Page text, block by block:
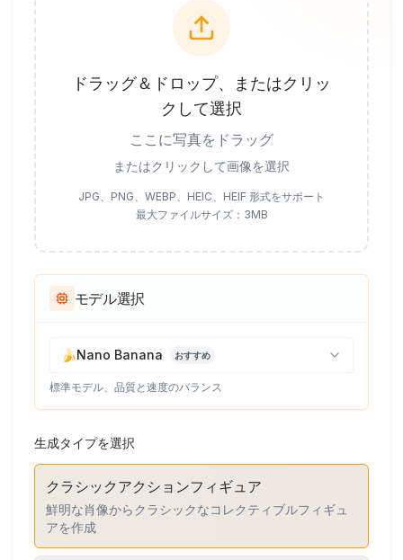
ドラッグ＆ドロップ、またはクリッ
クして選択
ここに写真をドラッグ
またはクリックして画像を選択
JPG、PNG、WEBP、HEIC、HEIF 形式をサポート
最大ファイルサイズ：3MB
モデル選択
🍌Nano Banana おすすめ
標準モデル、品質と速度のバランス
生成タイプを選択
クラシックアクションフィギュア
鮮明な肖像からクラシックなコレクティブルフィギュ
アを作成